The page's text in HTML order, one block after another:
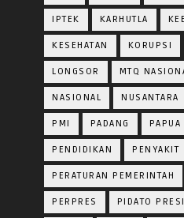
IPTEK KARHUTLA
KESEHATAN KORUPSI
LONGSOR MTQ
NASIONAL NUSANTARA
PMI PADANG PAPUA
PENDIDIKAN PENYAKIT
PERATURAN PEMERINTAH
PERPRES PIDATO